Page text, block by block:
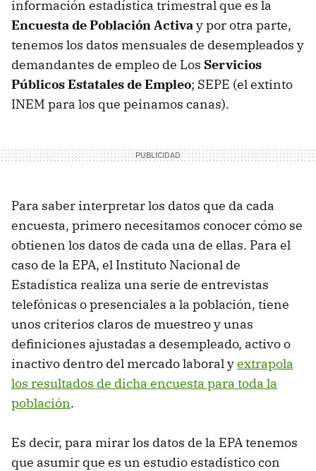
información estadística trimestral que es la
Encuesta de Población Activay por otra parte,
tenemos los datos mensuales de desempleados y
demandantes de empleo de Los Servicios
Públicos Estatales de Empleo; SEPE (el extinto
INEM para los que peinamos canas).
Para saber interpretar los datos que da cada
encuesta, primero necesitamos conocer cómo se
obtienen los datos de cada una de ellas. Para el
caso de la EPA, el Instituto Nacional de
Estadística realiza una serie de entrevistas
telefónicas o presenciales a la población, tiene
unos criterios claros de muestreo y unas
definiciones ajustadas a desempleado, activo o
inactivo dentro del mercado laboral yextrapola
los resultados de dicha encuesta para toda la
población.
Es decir, para mirar los datos de la EPA tenemos
que asumir que es un estudio estadístico con